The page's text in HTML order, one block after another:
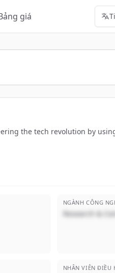
giá
the tech revolution by
NGÀNH CÔNG
Research &
NHÂN VIÊN ĐIỀU